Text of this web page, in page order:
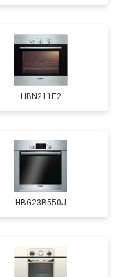
HBN211E2
HBG23B550J